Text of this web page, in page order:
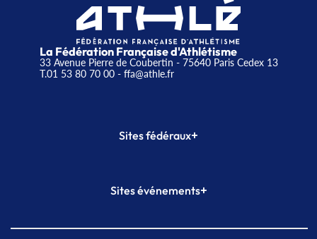
La Fédération Française d'Athlétisme
33 Avenue Pierre de Coubertin - 75640 Paris Cedex 13
T.01 53 80 70 00- ffa@athle.fr
Sites fédéraux+
Plateforme Formation
Sites événements+
Meeting de Paris indoor